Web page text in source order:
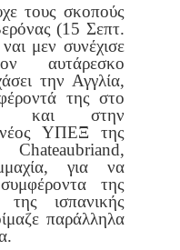
τους σκοπούς
νας (15 Σεπτ.
μεν συνέχισε
αυτάρεσκο
την Αγγλία,
της στο
και στην
ΥΠΕΞ της
για να
της
ισπανικής
παράλληλα